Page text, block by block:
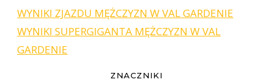
WYNIKI ZJAZDU MĘŻCZYZN W VAL GARDENIE
WYNIKI SUPERGIGANTA MĘŻCZYZN W VAL
GARDENIE
ZNACZNIKI